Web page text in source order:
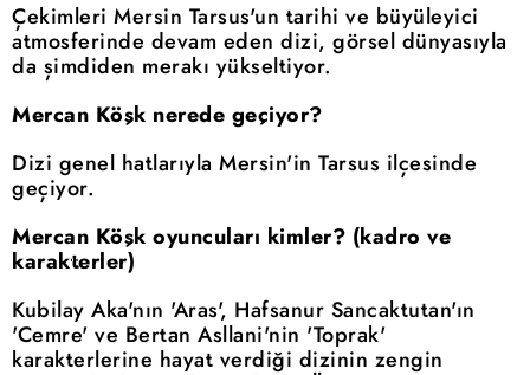
Çekimleri Mersin Tarsus'un tarihi ve büyüleyici
atmosferinde devam eden dizi, görsel dünyasıyla
da şimdiden merakı yükseltiyor.
Mercan Köşk nerede geçiyor?
Dizi genel hatlarıyla Mersin'in Tarsus ilçesinde
geçiyor.
Mercan Köşk oyuncuları kimler? (kadro ve
karakterler)
Kubilay Aka'nın 'Aras', Hafsanur Sancaktutan'ın
'Cemre' ve Bertan Asllani'nin 'Toprak'
karakterlerine hayat verdiği dizinin zengin